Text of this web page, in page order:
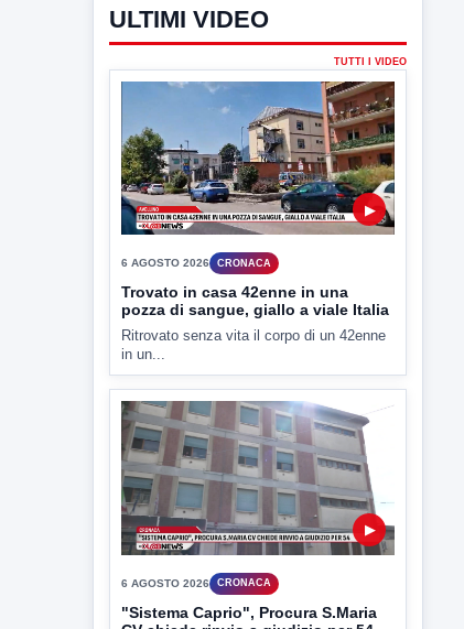
ULTIMI VIDEO
TUTTI I VIDEO
6 AGOSTO 2026 CRONACA
Trovato in casa 42enne in una
Ritrovato senza vita il corpo di un 42enne
in un...